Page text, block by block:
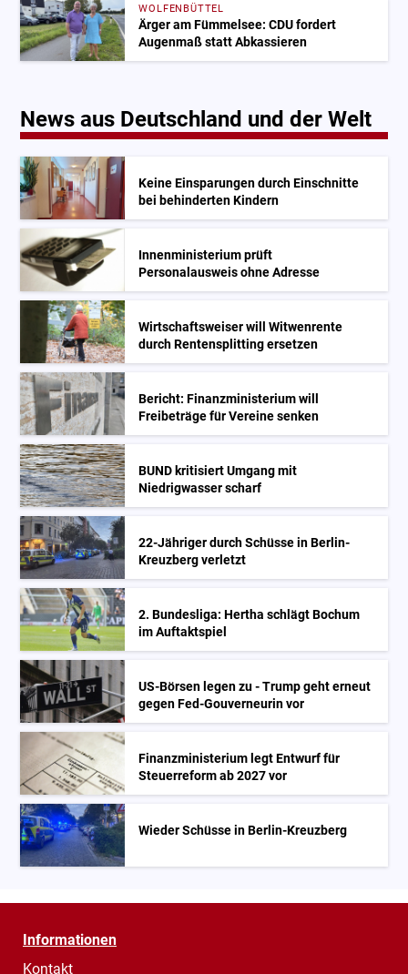
WOLFENBÜTTEL
Ärger am Fümmelsee: CDU fordert
Augenmaß statt Abkassieren
News aus Deutschland und der Welt
Keine Einsparungen durch Einschnitte
bei behinderten Kindern
Innenministerium prüft
Personalausweis ohne Adresse
Wirtschaftsweiser will Witwenrente
durch Rentensplitting ersetzen
Bericht: Finanzministerium will
Freibeträge für Vereine senken
BUND kritisiert Umgang mit
Niedrigwasser scharf
22-Jähriger durch Schüsse in Berlin-
Kreuzberg verletzt
2. Bundesliga: Hertha schlägt Bochum
im Auftaktspiel
US-Börsen legen zu - Trump geht erneut
gegen Fed-Gouverneurin vor
Finanzministerium legt Entwurf für
Steuerreform ab 2027 vor
Wieder Schüsse in Berlin-Kreuzberg
Informationen
Kontakt